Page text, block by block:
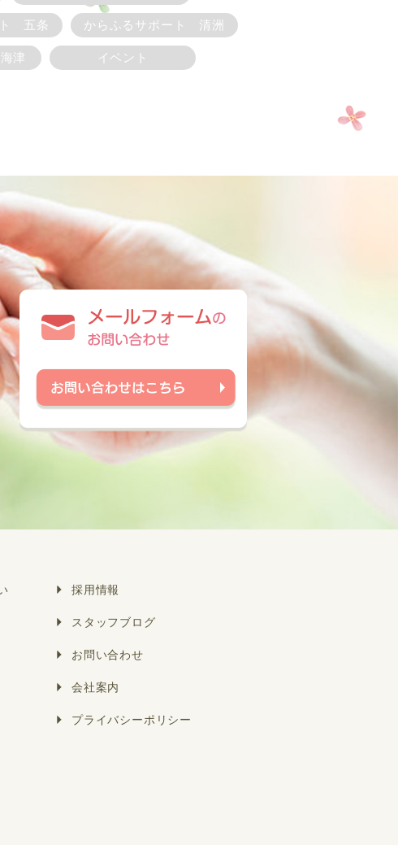
ト 五条 からふるサポート 清洲
津 イベント
採用情報
スタッフブログ
お問い合わせ
会社案内
プライバシーポリシー